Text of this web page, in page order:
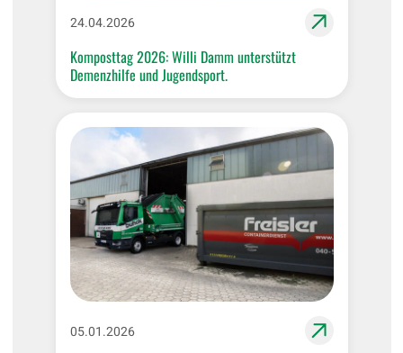
24.04.2026
Komposttag 2026: Willi Damm unterstützt
Demenzhilfe und Jugendsport.
05.01.2026